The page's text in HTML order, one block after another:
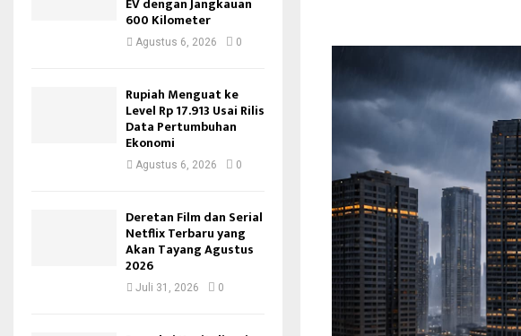
600 Kilometer
Agustus 6, 2026 0
Rupiah Menguat ke
Level Rp 17.913 Usai Rilis
Data Pertumbuhan
Ekonomi
Agustus 6, 2026 0
Deretan Film dan Serial
Netflix Terbaru yang
Akan Tayang Agustus
2026
Juli 31, 2026 0